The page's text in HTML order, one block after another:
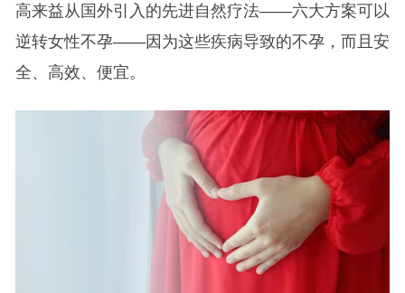
高来益从国外引入的先进自然疗法——六大方案可以
逆转女性不孕——因为这些疾病导致的不孕，而且安
全、高效、便宜。